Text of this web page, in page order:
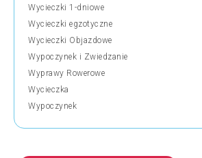
Wycieczki 1-dniowe
Wycieczki egzotyczne
Wycieczki Objazdowe
Wypoczynek i Zwiedzanie
Wyprawy Rowerowe
Wycieczka
Wypoczynek